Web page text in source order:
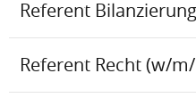
Referent
Referent Recht (w/